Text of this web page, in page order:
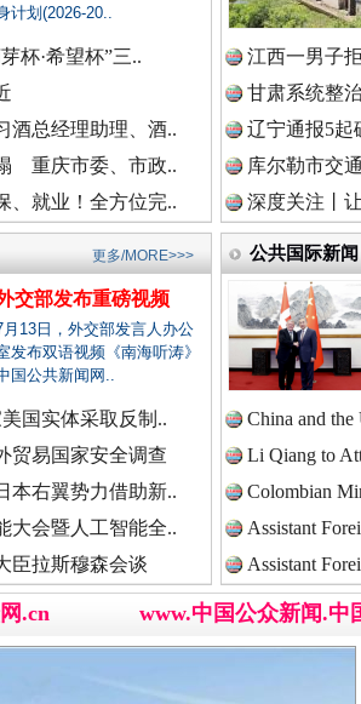
法制新闻网.
法治新闻网.
法院新闻网.
检察新闻网.
医药新闻网.
企业新闻网.
，开工大吉！ 三轮上
肯定在骂我” 全民健
计划(2026-20..
杯·希望杯”三..
酒总经理助理、酒..
重庆市委、市政..
、就业！全方位完..
江西一男子
甘肃系统整
辽宁通报5起
库尔勒市交
深度关注丨
交部发布重磅视频
月13日，外交部发言人办公
发布双语视频《南海听涛》
国公共新闻网..
国实体采取反制..
贸易国家安全调查
本右翼势力借助新..
大会暨人工智能全..
臣拉斯穆森会谈
更多/MORE>>> 公共国际新闻
China and
Li Qiang to
Colombian
Assistant
Assistant
.cn www.中国公众新闻.中